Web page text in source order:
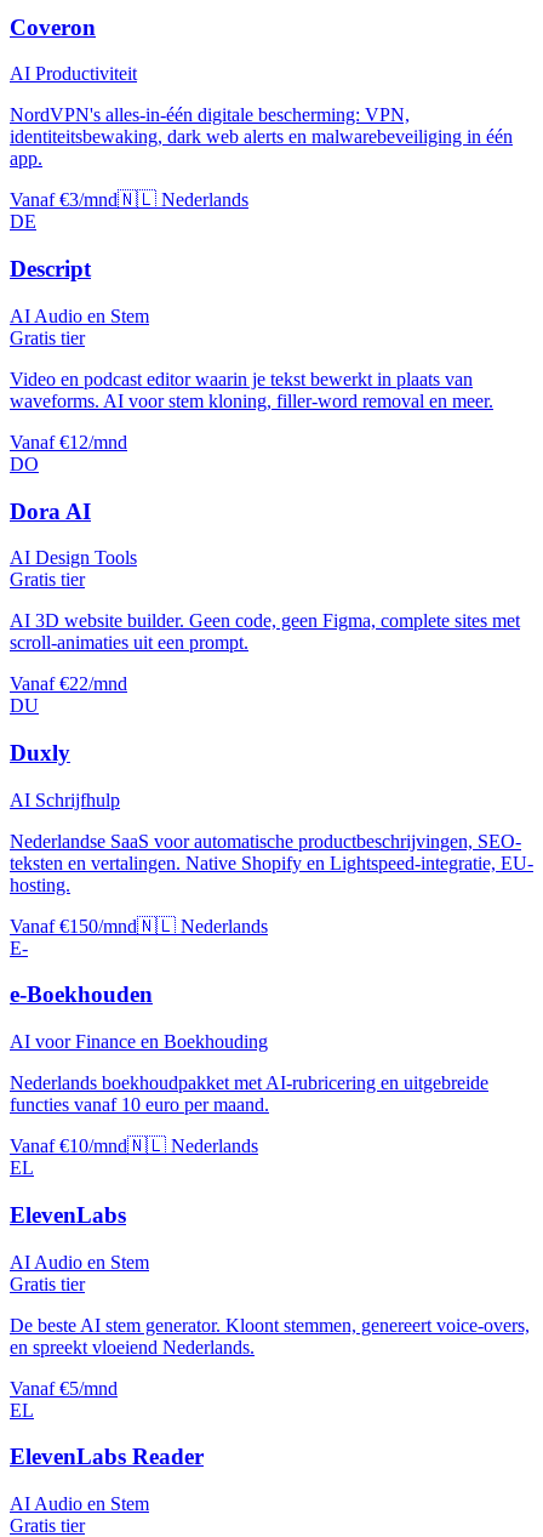
Coveron
AI Productiviteit
NordVPN's alles-in-één digitale bescherming: VPN,
identiteitsbewaking, dark web alerts en malwarebeveiliging in één
app.
Vanaf €3/mnd🇳🇱 Nederlands
DE
Descript
AI Audio en Stem
Gratis tier
Video en podcast editor waarin je tekst bewerkt in plaats van
waveforms. AI voor stem kloning, filler-word removal en meer.
Vanaf €12/mnd
DO
Dora AI
AI Design Tools
Gratis tier
AI 3D website builder. Geen code, geen Figma, complete sites met
scroll-animaties uit een prompt.
Vanaf €22/mnd
DU
Duxly
AI Schrijfhulp
Nederlandse SaaS voor automatische productbeschrijvingen, SEO-
teksten en vertalingen. Native Shopify en Lightspeed-integratie, EU-
hosting.
Vanaf €150/mnd🇳🇱 Nederlands
E-
e-Boekhouden
AI voor Finance en Boekhouding
Nederlands boekhoudpakket met AI-rubricering en uitgebreide
functies vanaf 10 euro per maand.
Vanaf €10/mnd🇳🇱 Nederlands
EL
ElevenLabs
AI Audio en Stem
Gratis tier
De beste AI stem generator. Kloont stemmen, genereert voice-overs,
en spreekt vloeiend Nederlands.
Vanaf €5/mnd
EL
ElevenLabs Reader
AI Audio en Stem
Gratis tier